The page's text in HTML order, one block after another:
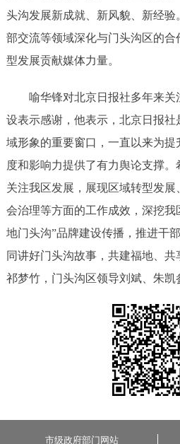
头沟发展新成就、新风貌、新经
部交流等领域深化与门头沟区的
型发展贡献媒体力量。
喻华锋对北京日报社多年来
设表示感谢，他表示，北京日报
域形象的重要窗口，一直以来为
度和影响力提供了有力舆论支撑
关注我区发展，展现区域转型发
会治理等方面的工作成效，深挖我
地门头沟”品牌建设传播，推进干
同讲好门头沟故事，共建福地、
祁梦竹，门头沟区领导刘斌、朱凯
市级政府部门网站